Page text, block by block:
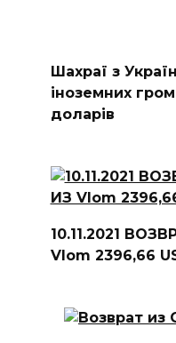
Шахраї з
іноземних
доларів
10.11.2021
Vlom 2396,66